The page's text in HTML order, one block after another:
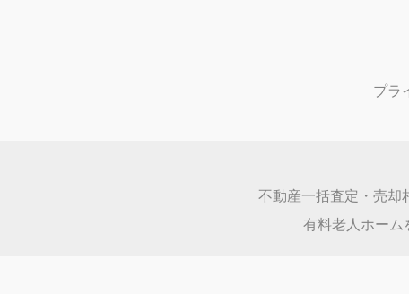
1LDK,2LDK,3LDK,1SLDK,他
レクセルマンション秋川